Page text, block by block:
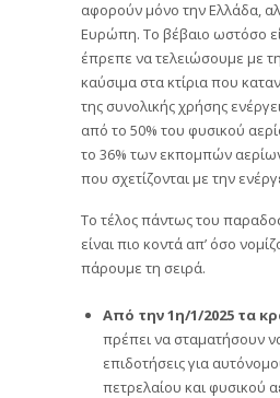
αφορούν μόνο την Ελλάδα,
Ευρώπη. Το βέβαιο ωστόσο
έπρεπε να τελειώσουμε με
καύσιμα στα κτίρια που
της συνολικής χρήσης
από το 50% του φυσικού
το 36% των εκπομπών
που σχετίζονται με την
Το τέλος πάντως του
είναι πιο κοντά απ’ όσο
πάρουμε τη σειρά.
Από την 1η/1/2025 τα
πρέπει να σταματήσουν
επιδοτήσεις για
πετρελαίου και φυσικού